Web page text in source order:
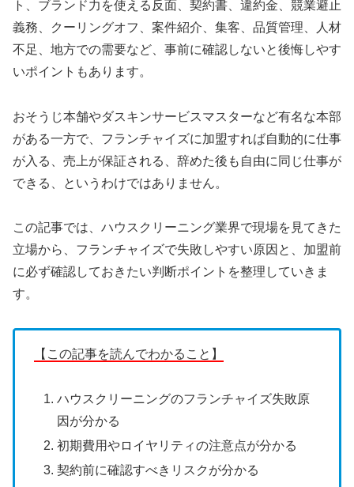
ト、ブランド力を使える反面、契約書、違約金、競業避止
義務、クーリングオフ、案件紹介、集客、品質管理、人材
不足、地方での需要など、事前に確認しないと後悔しやす
いポイントもあります。
おそうじ本舗やダスキンサービスマスターなど有名な本部
がある一方で、フランチャイズに加盟すれば自動的に仕事
が入る、売上が保証される、辞めた後も自由に同じ仕事が
できる、というわけではありません。
この記事では、ハウスクリーニング業界で現場を見てきた
立場から、フランチャイズで失敗しやすい原因と、加盟前
に必ず確認しておきたい判断ポイントを整理していきま
す。
【この記事を読んでわかること】
ハウスクリーニングのフランチャイズ失敗原
因が分かる
初期費用やロイヤリティの注意点が分かる
契約前に確認すべきリスクが分かる